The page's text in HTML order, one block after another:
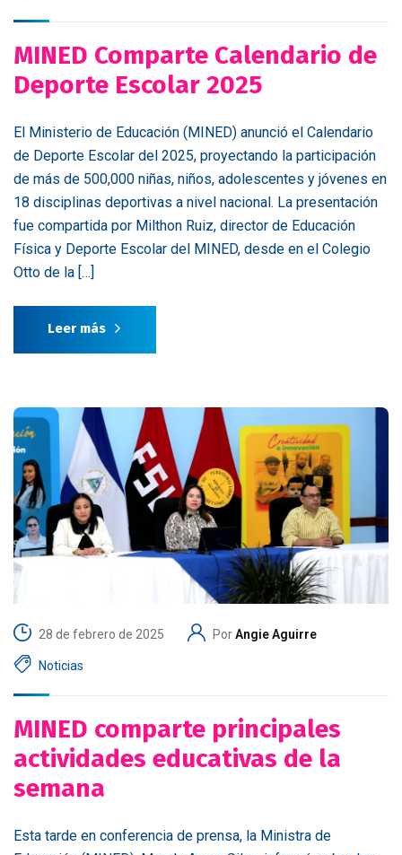
MINED Comparte Calendario de
Deporte Escolar 2025
El Ministerio de Educación (MINED) anunció el Calendario
de Deporte Escolar del 2025, proyectando la participación
de más de 500,000 niñas, niños, adolescentes y jóvenes en
18 disciplinas deportivas a nivel nacional. La presentación
fue compartida por Milthon Ruiz, director de Educación
Física y Deporte Escolar del MINED, desde en el Colegio
Otto de la […]
Leer más
28 de febrero de 2025 PorAngie Aguirre
Noticias
MINED comparte principales
actividades educativas de la
semana
Esta tarde en conferencia de prensa, la Ministra de